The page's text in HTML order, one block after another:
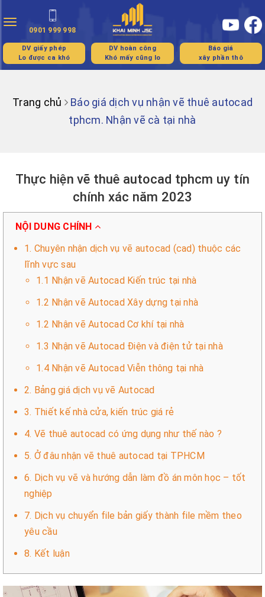
Toggle
navigation
0901 999 998
DV giấy phép
Lo được ca khó
DV hoàn công
Khó mấy cũng lo
Báo giá
xây phần thô
Trang chủ
Báo giá dịch vụ nhận vẽ thuê autocad
tphcm. Nhận vẽ cà tại nhà
Thực hiện vẽ thuê autocad tphcm uy tín
chính xác năm 2023
NỘI DUNG CHÍNH
1. Chuyên nhận dịch vụ vẽ autocad (cad) thuộc các
lĩnh vực sau
1.1 Nhận vẽ Autocad Kiến trúc tại nhà
1.2 Nhận vẽ Autocad Xây dựng tại nhà
1.2 Nhận vẽ Autocad Cơ khí tại nhà
1.3 Nhận vẽ Autocad Điện và điện tử tại nhà
1.4 Nhận vẽ Autocad Viễn thông tại nhà
2. Bảng giá dịch vụ vẽ Autocad
3. Thiết kế nhà cửa, kiến trúc giá rẻ
4. Vẽ thuê autocad có ứng dụng như thế nào ?
5. Ở đâu nhận vẽ thuê autocad tại TPHCM
6. Dịch vụ vẽ và hướng dẫn làm đồ án môn học – tốt
nghiệp
7. Dịch vụ chuyển file bản giấy thành file mềm theo
yêu cầu
8. Kết luận